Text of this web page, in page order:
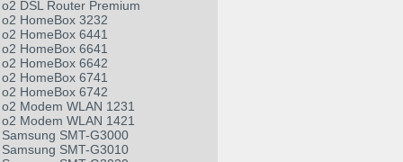
o2 DSL Router Premium
o2 HomeBox 3232
o2 HomeBox 6441
o2 HomeBox 6641
o2 HomeBox 6642
o2 HomeBox 6741
o2 HomeBox 6742
o2 Modem WLAN 1231
o2 Modem WLAN 1421
Samsung SMT-G3000
Samsung SMT-G3010